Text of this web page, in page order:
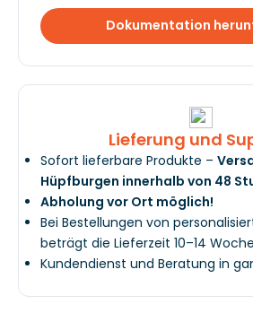
Dokumentation
Lieferung und
Sofort lieferbare Produkte –
Hüpfburgen innerhalb von 48
Abholung vor Ort möglich!
Bei Bestellungen von
beträgt die Lieferzeit 10–14
Kundendienst und Beratung in